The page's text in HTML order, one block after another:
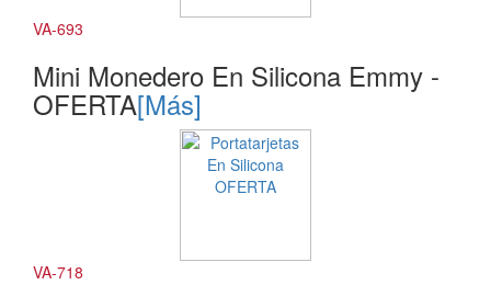
VA-693
Mini Monedero En Silicona Emmy -
OFERTA[Más]
VA-718